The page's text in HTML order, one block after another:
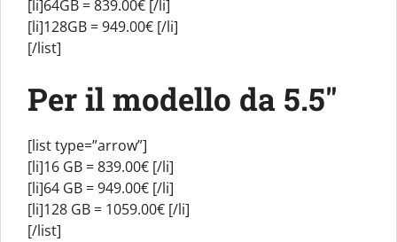
[li]64GB = 839.00€ [/li]
[li]128GB = 949.00€ [/li]
[/list]
Per il modello da 5.5″
[list type=”arrow”]
[li]16 GB = 839.00€ [/li]
[li]64 GB = 949.00€ [/li]
[li]128 GB = 1059.00€ [/li]
[/list]